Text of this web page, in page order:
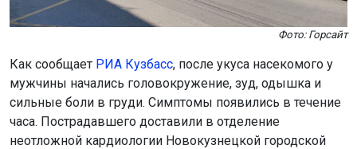
Фото: Горсайт
Как сообщает РИА Кузбасс, после укуса насекомого у
мужчины начались головокружение, зуд, одышка и
сильные боли в груди. Симптомы появились в течение
часа. Пострадавшего доставили в отделение
неотложной кардиологии Новокузнецкой городской